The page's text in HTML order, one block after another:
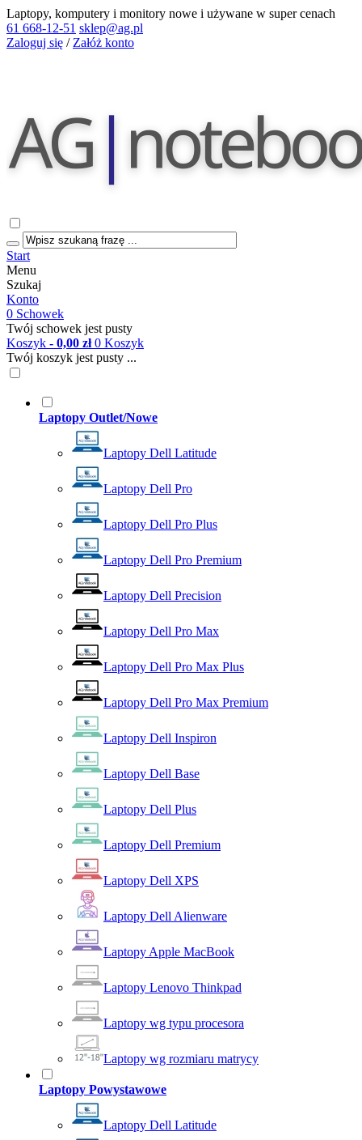
Laptopy, komputery i monitory nowe i używane w super cenach
61 668-12-51 sklep@ag.pl
Zaloguj się / Załóż konto
Start
Menu
Szukaj
Konto
0 Schowek
Twój schowek jest pusty
Koszyk - 0,00 zł 0 Koszyk
Twój koszyk jest pusty ...
Laptopy Outlet/Nowe
Laptopy Dell Latitude
Laptopy Dell Pro
Laptopy Dell Pro Plus
Laptopy Dell Pro Premium
Laptopy Dell Precision
Laptopy Dell Pro Max
Laptopy Dell Pro Max Plus
Laptopy Dell Pro Max Premium
Laptopy Dell Inspiron
Laptopy Dell Base
Laptopy Dell Plus
Laptopy Dell Premium
Laptopy Dell XPS
Laptopy Dell Alienware
Laptopy Apple MacBook
Laptopy Lenovo Thinkpad
Laptopy wg typu procesora
Laptopy wg rozmiaru matrycy
Laptopy Powystawowe
Laptopy Dell Latitude